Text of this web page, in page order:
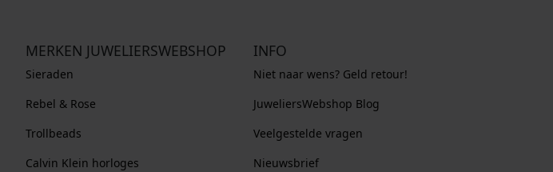
MERKEN JUWELIERSWEBSHOP
Sieraden
Rebel & Rose
Trollbeads
Calvin Klein horloges
INFO
Niet naar wens? Geld retour!
JuweliersWebshop Blog
Veelgestelde vragen
Nieuwsbrief